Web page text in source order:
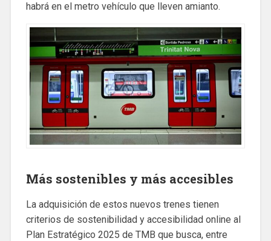
habrá en el metro vehículo que lleven amianto.
Más sostenibles y más accesibles
La adquisición de estos nuevos trenes tienen
criterios de sostenibilidad y accesibilidad online al
Plan Estratégico 2025 de TMB que busca, entre